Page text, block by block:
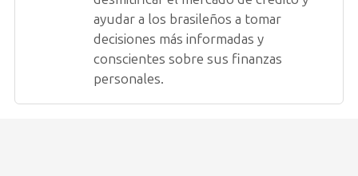
ayudar a los brasileños a tomar
decisiones más informadas y
conscientes sobre sus finanzas
personales.